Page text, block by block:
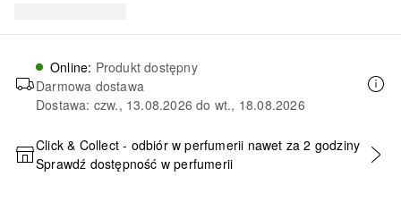
Online: Produkt dostępny
Darmowa dostawa
Dostawa: czw., 13.08.2026 do wt., 18.08.2026
DODAJ DO KOSZYKA
Click & Collect - odbiór w perfumerii nawet za 2 godziny
Sprawdź dostępność w perfumerii